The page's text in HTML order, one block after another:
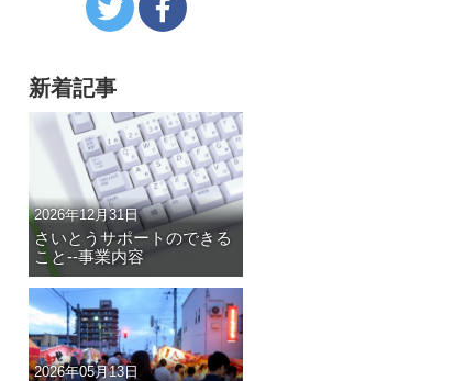
新着記事
2026年12月31日
さいとうサポートのできる
こと--事業内容
2026年05月13日